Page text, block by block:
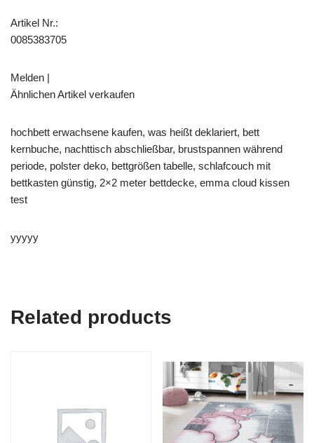
Artikel Nr.:
0085383705
Melden |
Ähnlichen Artikel verkaufen
hochbett erwachsene kaufen, was heißt deklariert, bett
kernbuche, nachttisch abschließbar, brustspannen während
periode, polster deko, bettgrößen tabelle, schlafcouch mit
bettkasten günstig, 2×2 meter bettdecke, emma cloud kissen
test
yyyyy
Related products